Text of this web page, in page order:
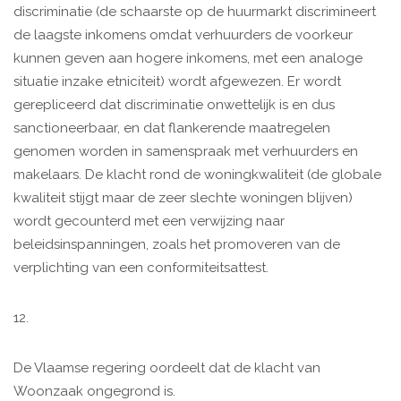
discriminatie (de schaarste op de huurmarkt discrimineert
de laagste inkomens omdat verhuurders de voorkeur
kunnen geven aan hogere inkomens, met een analoge
situatie inzake etniciteit) wordt afgewezen. Er wordt
gerepliceerd dat discriminatie onwettelijk is en dus
sanctioneerbaar, en dat flankerende maatregelen
genomen worden in samenspraak met verhuurders en
makelaars. De klacht rond de woningkwaliteit (de globale
kwaliteit stijgt maar de zeer slechte woningen blijven)
wordt gecounterd met een verwijzing naar
beleidsinspanningen, zoals het promoveren van de
verplichting van een conformiteitsattest.
12.
De Vlaamse regering oordeelt dat de klacht van
Woonzaak ongegrond is.